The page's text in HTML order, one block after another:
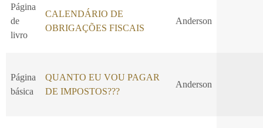
Página
de
livro
CALENDÁRIO DE
OBRIGAÇÕES FISCAIS
Anderson
Página
básica
QUANTO EU VOU PAGAR
DE IMPOSTOS???
Anderson